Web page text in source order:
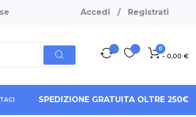
Accedi / Registrati
0
- 0,00 €
SPEDIZIONE GRATUITA OLTRE 250€